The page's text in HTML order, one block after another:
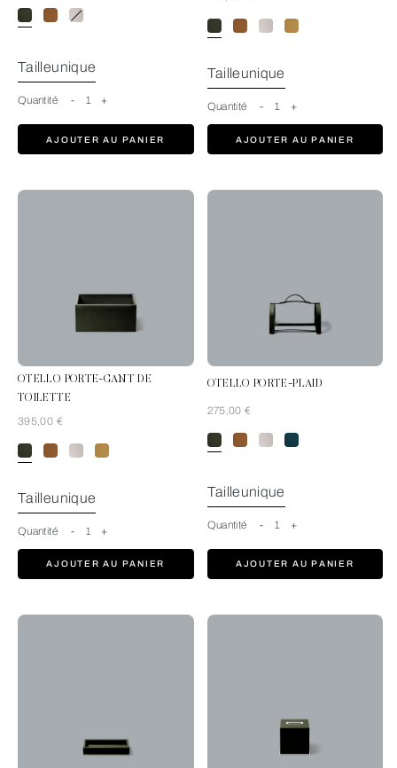
Tailleunique
Quantité - 1 +
AJOUTER AU PANIER
Tailleunique
Quantité - 1 +
AJOUTER AU PANIER
OTELLO PORTE-GANT DE
TOILETTE
395,00 €
ForestGreen
Tailleunique
Quantité - 1 +
AJOUTER AU PANIER
OTELLO PORTE-PLAID
275,00 €
Tailleunique
Quantité - 1 +
AJOUTER AU PANIER